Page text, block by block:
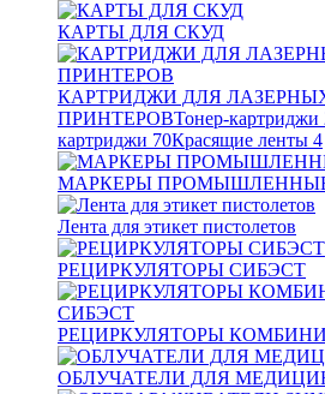
КАРТЫ ДЛЯ СКУД
КАРТРИДЖИ ДЛЯ
ПРИНТЕРОВТонер-картриджи
картриджи 70Красящие ленты 4
МАРКЕРЫ
Лента для этикет пистолетов
РЕЦИРКУЛЯТОРЫ СИБЭСТ
РЕЦИРКУЛЯТОРЫ
ОБЛУЧАТЕЛИ ДЛЯ